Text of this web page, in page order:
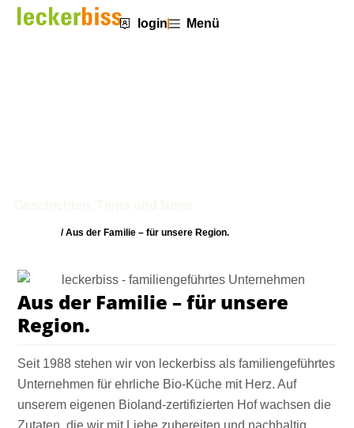
login Menü
/Aus der Familie – für unsere Region.
Aus der Familie – für unsere
Region.
Seit 1988 stehen wir von leckerbiss als familiengeführtes
Unternehmen für ehrliche Bio-Küche mit Herz. Auf
unserem eigenen Bioland-zertifizierten Hof wachsen die
Zutaten, die wir mit Liebe zubereiten und nachhaltig